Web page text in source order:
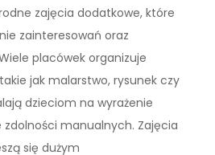
zajęcia dodatkowe, które
zainteresowań oraz
placówek organizuje
jak malarstwo, rysunek czy
dzieciom na wyrażenie
zdolności manualnych. Zajęcia
się dużym